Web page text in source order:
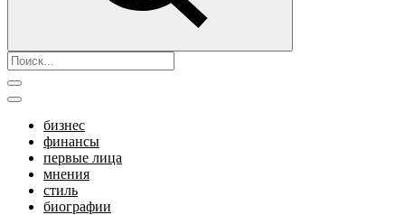
бизнес
финансы
первые лица
мнения
стиль
биографии